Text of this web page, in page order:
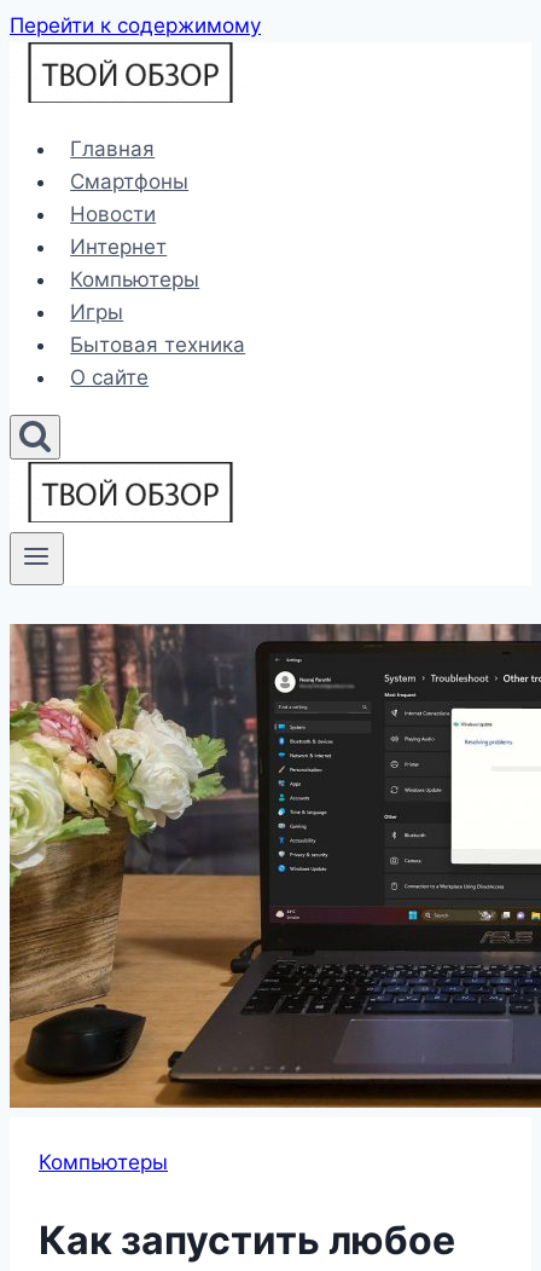
Перейти к содержимому
Главная
Смартфоны
Новости
Интернет
Компьютеры
Игры
Бытовая техника
О сайте
Компьютеры
Как запустить любое